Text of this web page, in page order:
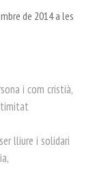
de 2014 a les
i com cristià,
lliure i solidari